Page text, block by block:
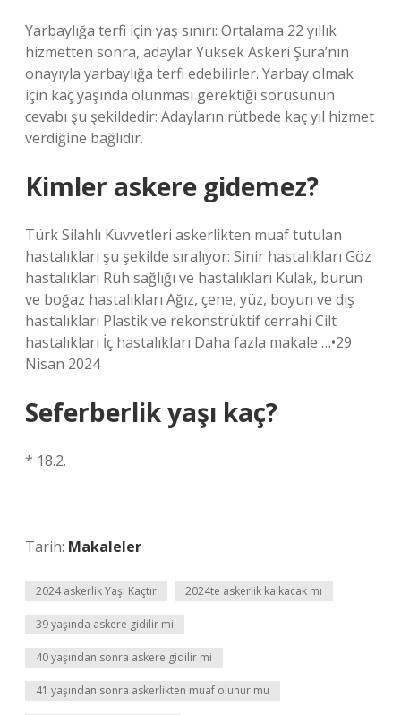
Yarbaylığa terfi için yaş sınırı: Ortalama 22 yıllık
hizmetten sonra, adaylar Yüksek Askeri Şura’nın
onayıyla yarbaylığa terfi edebilirler. Yarbay olmak
için kaç yaşında olunması gerektiği sorusunun
cevabı şu şekildedir: Adayların rütbede kaç yıl hizmet
verdiğine bağlıdır.
Kimler askere gidemez?
Türk Silahlı Kuvvetleri askerlikten muaf tutulan
hastalıkları şu şekilde sıralıyor: Sinir hastalıkları Göz
hastalıkları Ruh sağlığı ve hastalıkları Kulak, burun
ve boğaz hastalıkları Ağız, çene, yüz, boyun ve diş
hastalıkları Plastik ve rekonstrüktif cerrahi Cilt
hastalıkları İç hastalıkları Daha fazla makale …•29
Nisan 2024
Seferberlik yaşı kaç?
* 18.2.
Tarih: Makaleler
2024 askerlik Yaşı Kaçtır 2024te askerlik kalkacak mı
39 yaşında askere gidilir mi
40 yaşından sonra askere gidilir mi
41 yaşından sonra askerlikten muaf olunur mu